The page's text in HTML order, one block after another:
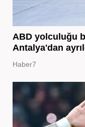
ABD yolculuğu
Antalya'dan
Haber7